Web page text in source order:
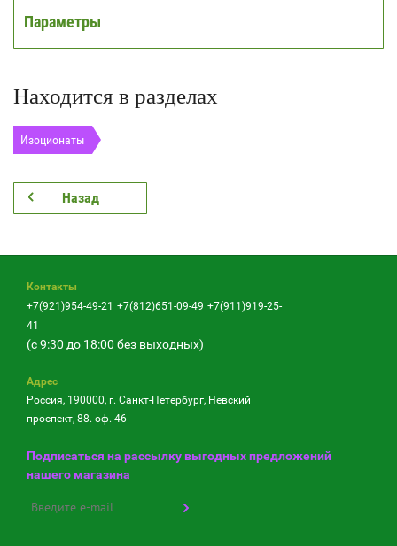
Параметры
Находится в разделах
Изоционаты
Назад
Контакты
+7(921)954-49-21 +7(812)651-09-49 +7(911)919-25-
41
(с 9:30 до 18:00 без выходных)
Адрес
Россия, 190000, г. Санкт-Петербург, Невский
проспект, 88. оф. 46
Подписаться на рассылку выгодных предложений
нашего магазина